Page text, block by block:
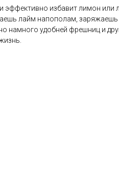
эффективно избавит лимон или
лайм напополам,
намного удобней фрешниц и